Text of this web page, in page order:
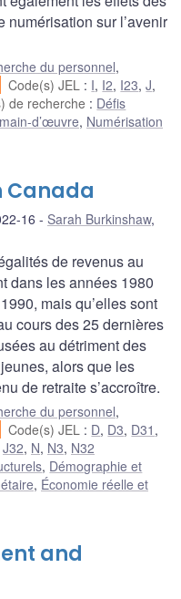
numérisation sur l’avenir
du personnel,
Code(s) JEL : I, I2, I23,J,
de recherche : Défis
d’œuvre, Numérisation
Canada
16 Sarah Burkinshaw,
de revenus au
dans les années 1980
mais qu’elles sont
cours des 25 dernières
au détriment des
alors que les
de retraite s’accroître.
du personnel,
Code(s) JEL : D, D3, D31 ,
J32, N, N3, N32
, Démographie et
, Économie réelle et
and